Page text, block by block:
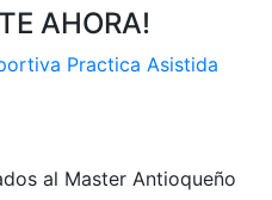
AHORA!
Practica Asistida
al Master Antioqueño